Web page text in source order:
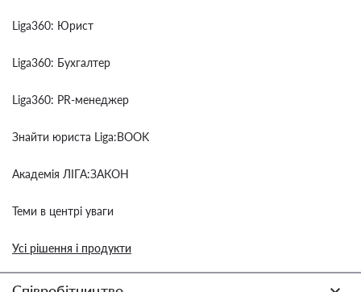
Liga360: Юрист
Liga360: Бухгалтер
Liga360: PR-менеджер
Знайти юриста Liga:BOOK
Академія ЛІГА:ЗАКОН
Теми в центрі уваги
Усі рішення і продукти